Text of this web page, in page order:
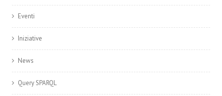
Eventi
Iniziative
News
Query SPARQL